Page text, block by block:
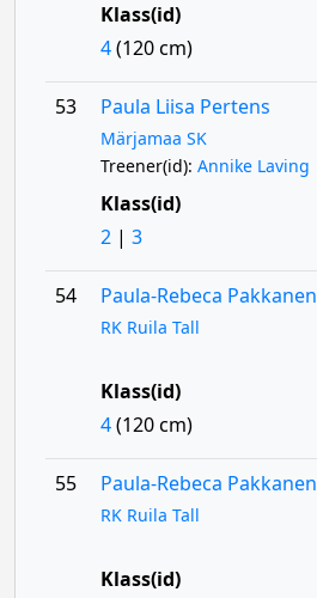
Klass(id)
4(120 cm)
53 Paula Liisa Pertens
Märjamaa SK
Treener(id): Annike Laving
Klass(id)
2| 3
54 Paula-Rebeca Pakkanen
RK Ruila Tall
Klass(id)
4(120 cm)
55 Paula-Rebeca Pakkanen
RK Ruila Tall
Klass(id)